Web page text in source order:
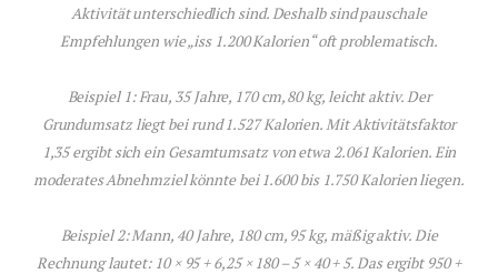
Aktivität unterschiedlich sind. Deshalb sind pauschale
Empfehlungen wie „iss 1.200 Kalorien“ oft problematisch.
Beispiel 1: Frau, 35 Jahre, 170 cm, 80 kg, leicht aktiv. Der
Grundumsatz liegt bei rund 1.527 Kalorien. Mit Aktivitätsfaktor
1,35 ergibt sich ein Gesamtumsatz von etwa 2.061 Kalorien. Ein
moderates Abnehmziel könnte bei 1.600 bis 1.750 Kalorien liegen.
Beispiel 2: Mann, 40 Jahre, 180 cm, 95 kg, mäßig aktiv. Die
Rechnung lautet: 10 × 95 + 6,25 × 180 – 5 × 40 + 5. Das ergibt 950 +